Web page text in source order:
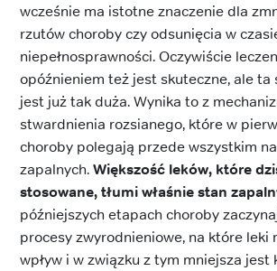
wcześnie ma istotne znaczenie dla
rzutów choroby czy odsunięcia w
niepełnosprawności. Oczywiście
opóźnieniem też jest skuteczne, ale ta
jest już tak duża. Wynika to z
stwardnienia rozsianego, które w
choroby polegają przede wszystkim
zapalnych.Większość leków, które
stosowane, tłumi właśnie stan
późniejszych etapach choroby
procesy zwyrodnieniowe, na które leki
wpływ i w związku z tym mniejsza jest